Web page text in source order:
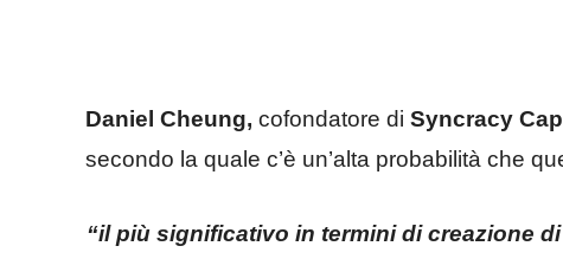
Daniel Cheung, cofondatore di Syncracy
secondo la quale c’è un’alta probabilità che
“il più significativo in termini di creazione